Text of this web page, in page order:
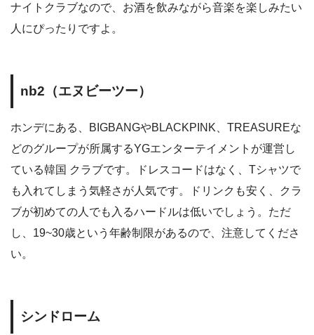
ナイトクラブなので、お酒を飲みながら音楽を楽しみたい
人にぴったりですよ。
nb2（エヌビーツー）
ホンデにある、BIGBANGやBLACKPINK、TREASUREな
どのグループが所属するYGエンターテイメントが運営し
ている韓国 クラブです。ドレスコードはなく、Tシャツで
も入れてしまう気軽さが人気です。ドリンクも安く、クラ
ブが初めての人でも入るハードルは低いでしょう。ただ
し、19~30歳という年齢制限があるので、注意してくださ
い。
シンドローム